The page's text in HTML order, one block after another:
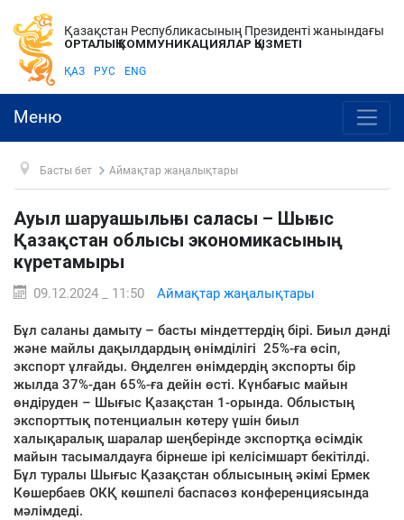
Қазақстан Республикасының Президенті жанындағы
ОРТАЛЫҚ КОММУНИКАЦИЯЛАР ҚЫЗМЕТІ
ҚАЗ РУС ENG
Меню
Басты бет Аймақтар жаңалықтары
Ауыл шаруашылығы саласы – Шығыс
Қазақстан облысы экономикасының
күретамыры
09.12.2024 _ 11:50 Аймақтар жаңалықтары
Бұл саланы дамыту – басты міндеттердің бірі. Биыл дәнді
және майлы дақылдардың өнімділігі 25%-ға өсіп,
экспорт ұлғайды. Өңделген өнімдердің экспорты бір
жылда 37%-дан 65%-ға дейін өсті. Күнбағыс майын
өндіруден – Шығыс Қазақстан 1-орында. Облыстың
экспорттық потенциалын көтеру үшін биыл
халықаралық шаралар шеңберінде экспортқа өсімдік
майын тасымалдауға бірнеше ірі келісімшарт бекітілді.
Бұл туралы Шығыс Қазақстан облысының әкімі Ермек
Көшербаев ОКҚ көшпелі баспасөз конференциясында
мәлімдеді.